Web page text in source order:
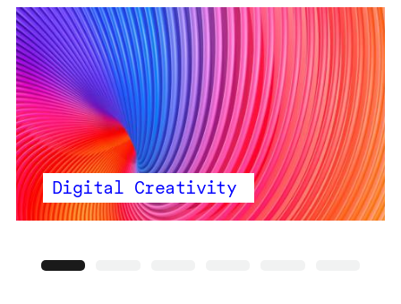
Digital Creativity